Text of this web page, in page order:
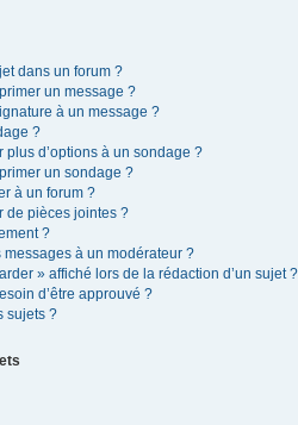
dans un forum ?
un message ?
à un message ?
?
d’options à un sondage ?
un sondage ?
à un forum ?
de pièces jointes ?
?
à un modérateur ?
» affiché lors de la rédaction d’un sujet ?
d’être approuvé ?
sujets ?